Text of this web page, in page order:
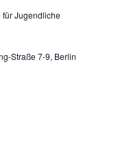
für Jugendliche
Straße 7-9, Berlin